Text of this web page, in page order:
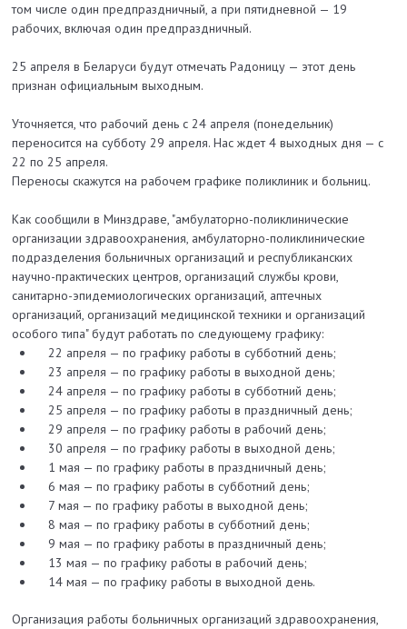
том числе один предпраздничный, а при пятидневной — 19
рабочих, включая один предпраздничный.
25 апреля в Беларуси будут отмечать Радоницу — этот день
признан официальным выходным.
Уточняется, что рабочий день с 24 апреля (понедельник)
переносится на субботу 29 апреля. Нас ждет 4 выходных дня — с
22 по 25 апреля.
Переносы скажутся на рабочем графике поликлиник и больниц.
Как сообщили в Минздраве, "амбулаторно-поликлинические
организации здравоохранения, амбулаторно-поликлинические
подразделения больничных организаций и республиканских
научно-практических центров, организаций службы крови,
санитарно-эпидемиологических организаций, аптечных
организаций, организаций медицинской техники и организаций
особого типа" будут работать по следующему графику:
22 апреля — по графику работы в субботний день;
23 апреля — по графику работы в выходной день;
24 апреля — по графику работы в субботний день;
25 апреля — по графику работы в праздничный день;
29 апреля — по графику работы в рабочий день;
30 апреля — по графику работы в выходной день;
1 мая — по графику работы в праздничный день;
6 мая — по графику работы в субботний день;
7 мая — по графику работы в выходной день;
8 мая — по графику работы в субботний день;
9 мая — по графику работы в праздничный день;
13 мая — по графику работы в рабочий день;
14 мая — по графику работы в выходной день.
Организация работы больничных организаций здравоохранения,